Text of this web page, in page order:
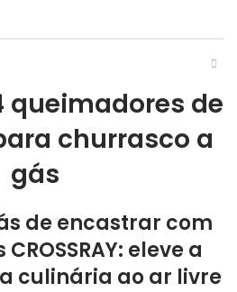
queimadores de
churrasco a
gás
de encastrar com
eleve a
culinária ao ar livre